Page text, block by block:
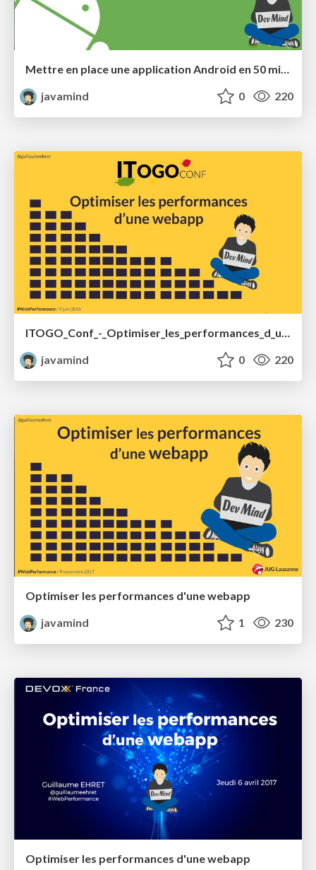
Mettre en place une application Android en 50 minutes
javamind
0 220
javamind
0 220
Optimiser les performances d'une webapp
javamind
1 230
Optimiser les performances d'une webapp